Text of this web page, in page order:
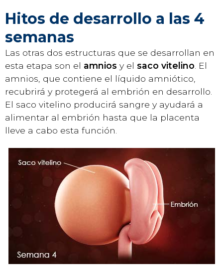
Hitos de desarrollo a las 4
semanas
Las otras dos estructuras que se desarrollan en
esta etapa son el amnios y el saco vitelino . El
amnios, que contiene el líquido amniótico,
recubrirá y protegerá al embrión en desarrollo.
El saco vitelino producirá sangre y ayudará a
alimentar al embrión hasta que la placenta
lleve a cabo esta función.